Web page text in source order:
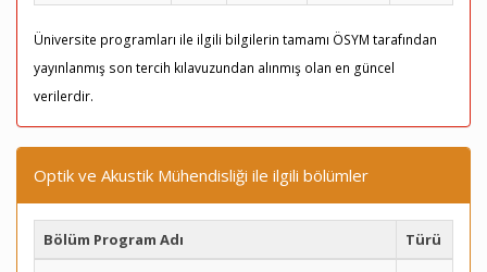
Üniversite programları ile ilgili bilgilerin tamamı ÖSYM tarafından
yayınlanmış son tercih kılavuzundan alınmış olan en güncel
verilerdir.
Optik ve Akustik Mühendisliği ile ilgili bölümler
Bölüm Program Adı
Türü